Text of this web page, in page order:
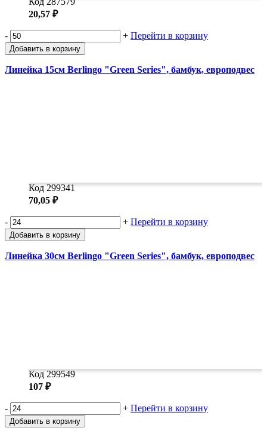
20,57 ₽
- + Перейти в корзину
Добавить в корзину
Линейка 15см Berlingo "Green Series", бамбук, европодвес
Код 299341
70,05 ₽
- + Перейти в корзину
Добавить в корзину
Линейка 30см Berlingo "Green Series", бамбук, европодвес
Код 299549
107 ₽
- + Перейти в корзину
Добавить в корзину